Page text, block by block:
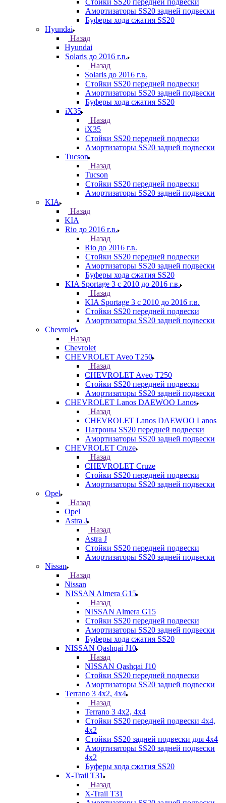
Стойки SS20 передней подвески
Амортизаторы SS20 задней подвески
Буферы хода сжатия SS20
Hyundai
Назад
Hyundai
Solaris до 2016 г.в.
Назад
Solaris до 2016 г.в.
Стойки SS20 передней подвески
Амортизаторы SS20 задней подвески
Буферы хода сжатия SS20
iX35
Назад
iX35
Стойки SS20 передней подвески
Амортизаторы SS20 задней подвески
Tucson
Назад
Tucson
Стойки SS20 передней подвески
Амортизаторы SS20 задней подвески
KIA
Назад
KIA
Rio до 2016 г.в.
Назад
Rio до 2016 г.в.
Стойки SS20 передней подвески
Амортизаторы SS20 задней подвески
Буферы хода сжатия SS20
KIA Sportage 3 с 2010 до 2016 г.в.
Назад
KIA Sportage 3 с 2010 до 2016 г.в.
Стойки SS20 передней подвески
Амортизаторы SS20 задней подвески
Chevrolet
Назад
Chevrolet
CHEVROLET Aveo T250
Назад
CHEVROLET Aveo T250
Стойки SS20 передней подвески
Амортизаторы SS20 задней подвески
CHEVROLET Lanos DAEWOO Lanos
Назад
CHEVROLET Lanos DAEWOO Lanos
Патроны SS20 передней подвески
Амортизаторы SS20 задней подвески
CHEVROLET Cruze
Назад
CHEVROLET Cruze
Стойки SS20 передней подвески
Амортизаторы SS20 задней подвески
Opel
Назад
Opel
Astra J
Назад
Astra J
Стойки SS20 передней подвески
Амортизаторы SS20 задней подвески
Nissan
Назад
Nissan
NISSAN Almera G15
Назад
NISSAN Almera G15
Стойки SS20 передней подвески
Амортизаторы SS20 задней подвески
Буферы хода сжатия SS20
NISSAN Qashqai J10
Назад
NISSAN Qashqai J10
Стойки SS20 передней подвески
Амортизаторы SS20 задней подвески
Terrano 3 4х2, 4х4
Назад
Terrano 3 4х2, 4х4
Стойки SS20 передней подвески 4х4,
4x2
Стойки SS20 задней подвески для 4х4
Амортизаторы SS20 задней подвески
4х2
Буферы хода сжатия SS20
X-Trail T31
Назад
X-Trail T31